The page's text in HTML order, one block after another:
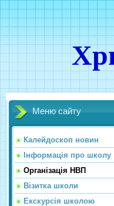
Меню сайту
Калейдоскоп новин
Інформація про школу
Організація НВП
Візитка школи
Екскурсія школою